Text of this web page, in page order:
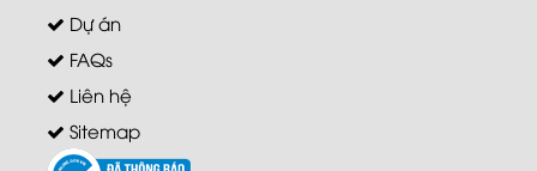
Dự án
FAQs
Liên hệ
Sitemap